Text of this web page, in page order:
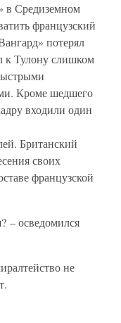
в Средиземном
французский
потерял
к Тулону слишком
Кроме шедшего
входили один
Британский
своих
французской
– осведомился
не